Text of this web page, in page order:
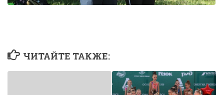
ЧИТАЙТЕ ТАКЖЕ: